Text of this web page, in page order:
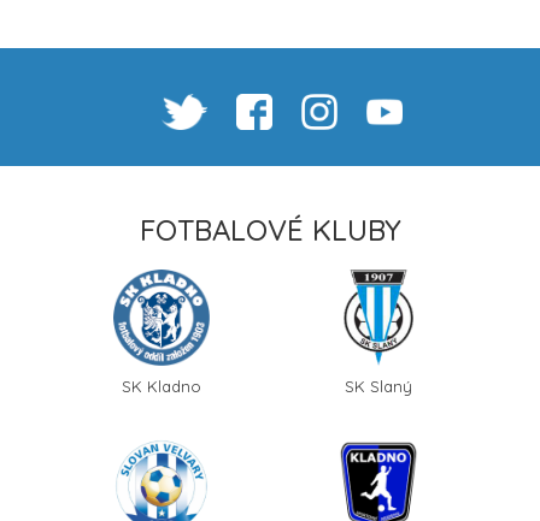
FOTBALOVÉ KLUBY
SK Kladno SK Slaný